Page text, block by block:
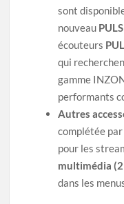
sont
nouveau
écouteurs
qui
gamme
performants
Autres
complétée
pour les
multimédia
dans les